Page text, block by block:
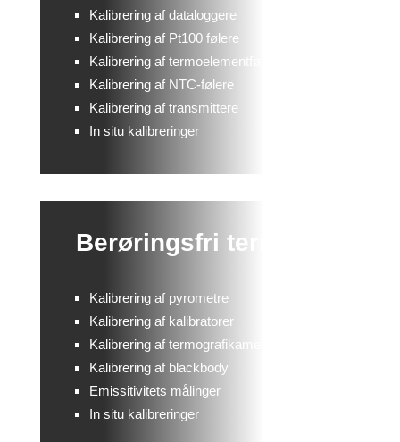
Kalibrering af dataloggere
Kalibrering af Pt100 følere
Kalibrering af termoelementfølere
Kalibrering af NTC-følere
Kalibrering af transmittere
In situ kalibreringer
Berøringsfri termometri
Kalibrering af pyrometre
Kalibrering af kalibratorer
Kalibrering af termografikameraer
Kalibrering af blackbody
Emissitivitets målinger
In situ kalibreringer